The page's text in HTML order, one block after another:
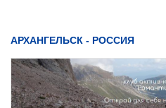
АРХАНГЕЛЬСК - РОССИЯ